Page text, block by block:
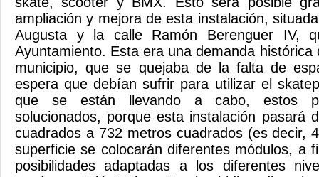
ampliación y mejora de esta instalación,
Augusta y la calle Ramón Berenguer IV,
Ayuntamiento. Esta era una demanda histórica
municipio, que se quejaba de la falta de
espera que debían sufrir para utilizar el
que se están llevando a cabo, estos
solucionados, porque esta instalación pasará
cuadrados a 732 metros cuadrados (es decir,
superficie se colocarán diferentes módulos, a
posibilidades adaptadas a los diferentes